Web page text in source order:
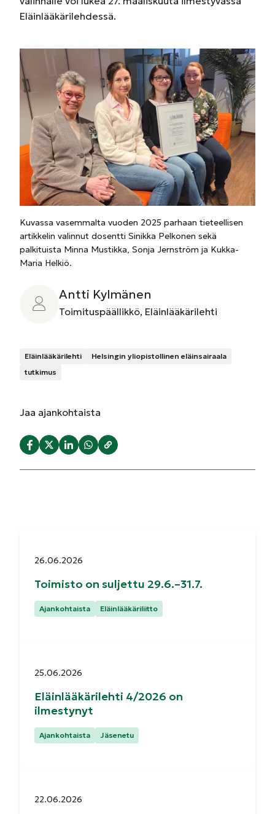
Eläinlääkärilehdessä.
Kuvassa vasemmalta vuoden 2025 parhaan tieteellisen
artikkelin valinnut dosentti Sinikka Pelkonen sekä
palkituista Minna Mustikka, Sonja Jernström ja Kukka-
Maria Helkiö.
Antti Kylmänen
Toimituspäällikkö, Eläinlääkärilehti
Eläinlääkärilehti
Helsingin yliopistollinen eläinsairaala
tutkimus
Jaa ajankohtaista
Julkaistu:
26.06.2026
Toimisto on suljettu 29.6.–31.7.
Kategoriat:
Ajankohtaista Eläinlääkäriliitto
Julkaistu:
25.06.2026
Eläinlääkärilehti 4/2026 on
ilmestynyt
Kategoriat:
Ajankohtaista Jäsenetu
Julkaistu:
22.06.2026